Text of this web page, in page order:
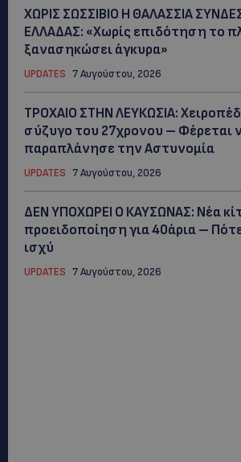
ΧΩΡΙΣ ΣΩΣΣΙΒΙΟ Η ΘΑΛΑΣΣΙΑ
ΕΛΛΑΔΑΣ: «Χωρίς επιδότηση το
ξανασηκώσει άγκυρα»
UPDATES 7 Αυγούστου, 2026
ΤΡΟΧΑΙΟ ΣΤΗΝ ΛΕΥΚΩΣΙΑ:
σύζυγο του 27χρονου – Φέρεται
παραπλάνησε την Αστυνομία
UPDATES 7 Αυγούστου, 2026
ΔΕΝ ΥΠΟΧΩΡΕΙ Ο ΚΑΥΣΩΝΑΣ: Νέα
προειδοποίηση για 40άρια –
ισχύ
UPDATES 7 Αυγούστου, 2026